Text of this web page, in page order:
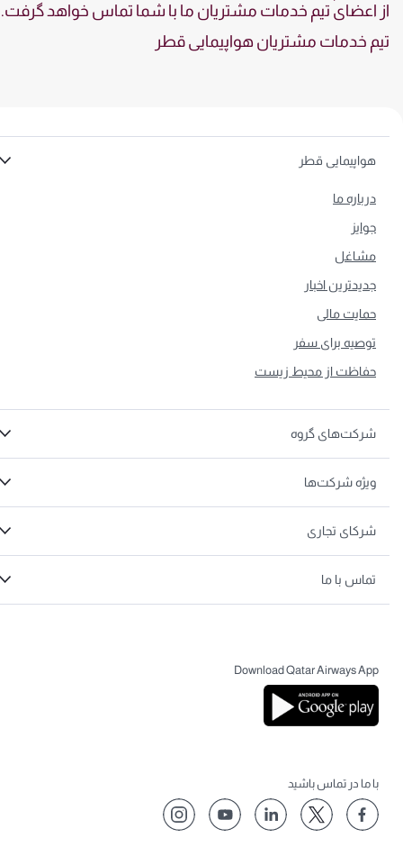
اعضای تیم خدمات مشتریان ما با شما تماس خواهد گرفت.
خدمات مشتریان هواپیمایی قطر
قطر
ما
اخبار
مالی
برای سفر
از محیط زیست
گروه
شرکت‌ها
تجاری
با ما
Download Qatar Airways
ما در تماس باشید